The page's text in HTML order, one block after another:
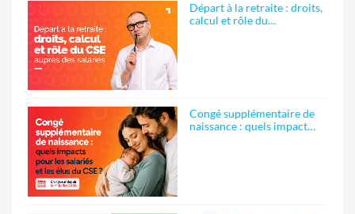
Départ à la retraite : droits,
calcul et rôle du…
Congé supplémentaire de
naissance : quels impact…